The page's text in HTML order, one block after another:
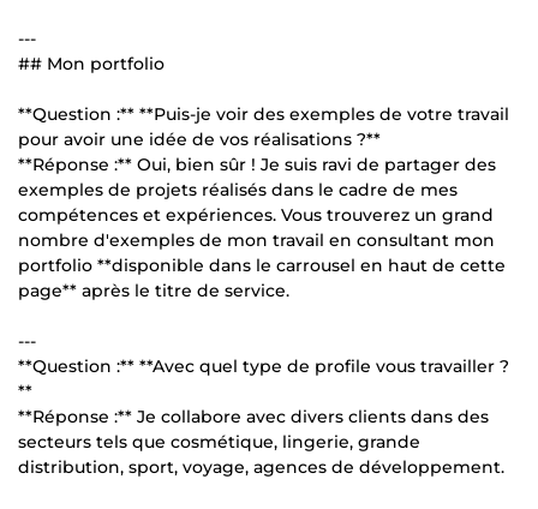
---
## Mon portfolio
**Question :** **Puis-je voir des exemples de votre travail
pour avoir une idée de vos réalisations ?**
**Réponse :** Oui, bien sûr ! Je suis ravi de partager des
exemples de projets réalisés dans le cadre de mes
compétences et expériences. Vous trouverez un grand
nombre d'exemples de mon travail en consultant mon
portfolio **disponible dans le carrousel en haut de cette
page** après le titre de service.
---
**Question :** **Avec quel type de profile vous travailler ?
**
**Réponse :** Je collabore avec divers clients dans des
secteurs tels que cosmétique, lingerie, grande
distribution, sport, voyage, agences de développement.